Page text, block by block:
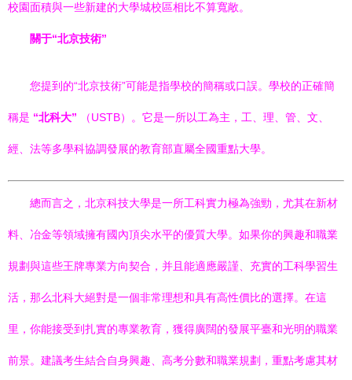
校園面積與一些新建的大學城校區相比不算寬敞。
關于“北京技術”
您提到的“北京技術”可能是指學校的簡稱或口誤。學校的正確簡
稱是 “北科大” （USTB）。它是一所以工為主，工、理、管、文、
經、法等多學科協調發展的教育部直屬全國重點大學。
總而言之，北京科技大學是一所工科實力極為強勁，尤其在新材
料、冶金等領域擁有國內頂尖水平的優質大學。如果你的興趣和職業
規劃與這些王牌專業方向契合，并且能適應嚴謹、充實的工科學習生
活，那么北科大絕對是一個非常理想和具有高性價比的選擇。在這
里，你能接受到扎實的專業教育，獲得廣闊的發展平臺和光明的職業
前景。建議考生結合自身興趣、高考分數和職業規劃，重點考慮其材